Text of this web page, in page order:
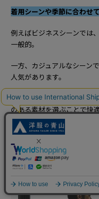
着用シーンや季節に合わせ
例えばビジネスシーンでは
一般的。
一方、カジュアルなシーン
人気があります。
また、春夏は通気性のよい
のある素材を選ぶことで快
9. メンズファッショ